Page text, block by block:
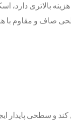
بالاتری دارد،
صاف و مقاوم با
و سطحی پایدار